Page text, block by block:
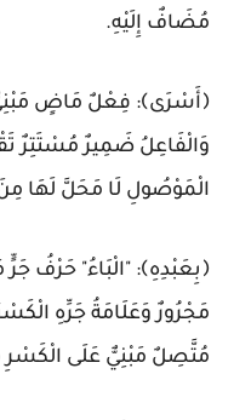
مُضَافٌ إِلَيْهِ.
﴿أَسْرَى﴾: فِعْلٌ مَاضٍ مَبْنِيٌّ
وَالْفَاعِلُ ضَمِيرٌ مُسْتَتِرٌ
الْمَوْصُولِ لَا مَحَلَّ لَهَا مِنَ
﴿بِعَبْدِهِ﴾: "الْبَاءُ" حَرْفُ
مَجْرُورٌ وَعَلَامَةُ جَرِّهِ
مُتَّصِلٌ مَبْنِيٌّ عَلَى